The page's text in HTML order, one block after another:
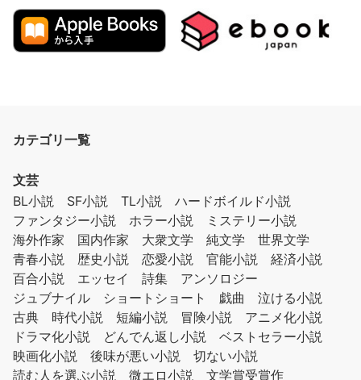
カテゴリ一覧
文芸
BL小説
SF小説 TL小説
ハードボイルド小説
ファンタジー小説
ホラー小説
ミステリー小説
海外作家
国内作家 大衆文学 純文学
世界文学
青春小説
歴史小説 恋愛小説 官能小説
経済小説
百合小説
エッセイ 詩集
アンソロジー
ジュブナイル
ショートショート 戯曲
泣ける小説
古典
時代小説 短編小説 冒険小説
アニメ化小説
ドラマ化小説
どんでん返し小説
ベストセラー小説
映画化小説
後味が悪い小説
切ない小説
読む人を選ぶ小説
微エロ小説
文学賞受賞作